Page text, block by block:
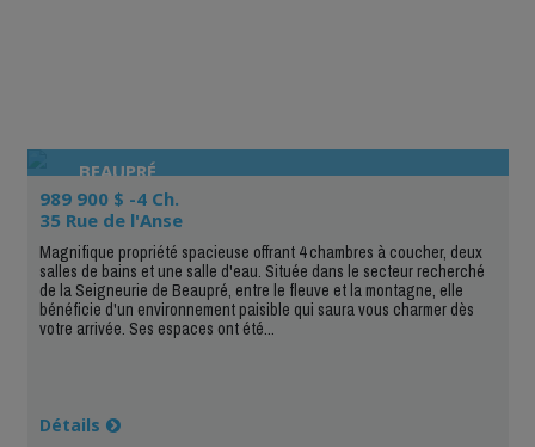
BEAUPRÉ
989 900 $ -4 Ch.
35 Rue de l'Anse
Magnifique propriété spacieuse offrant 4 chambres à coucher, deux
salles de bains et une salle d'eau. Située dans le secteur recherché
de la Seigneurie de Beaupré, entre le fleuve et la montagne, elle
bénéficie d'un environnement paisible qui saura vous charmer dès
votre arrivée. Ses espaces ont été...
Détails